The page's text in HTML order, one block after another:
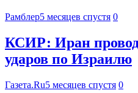
Рамблер5 месяцев спустя 0
КСИР: Иран
ударов по Израилю
Газета.Ru5 месяцев спустя 0